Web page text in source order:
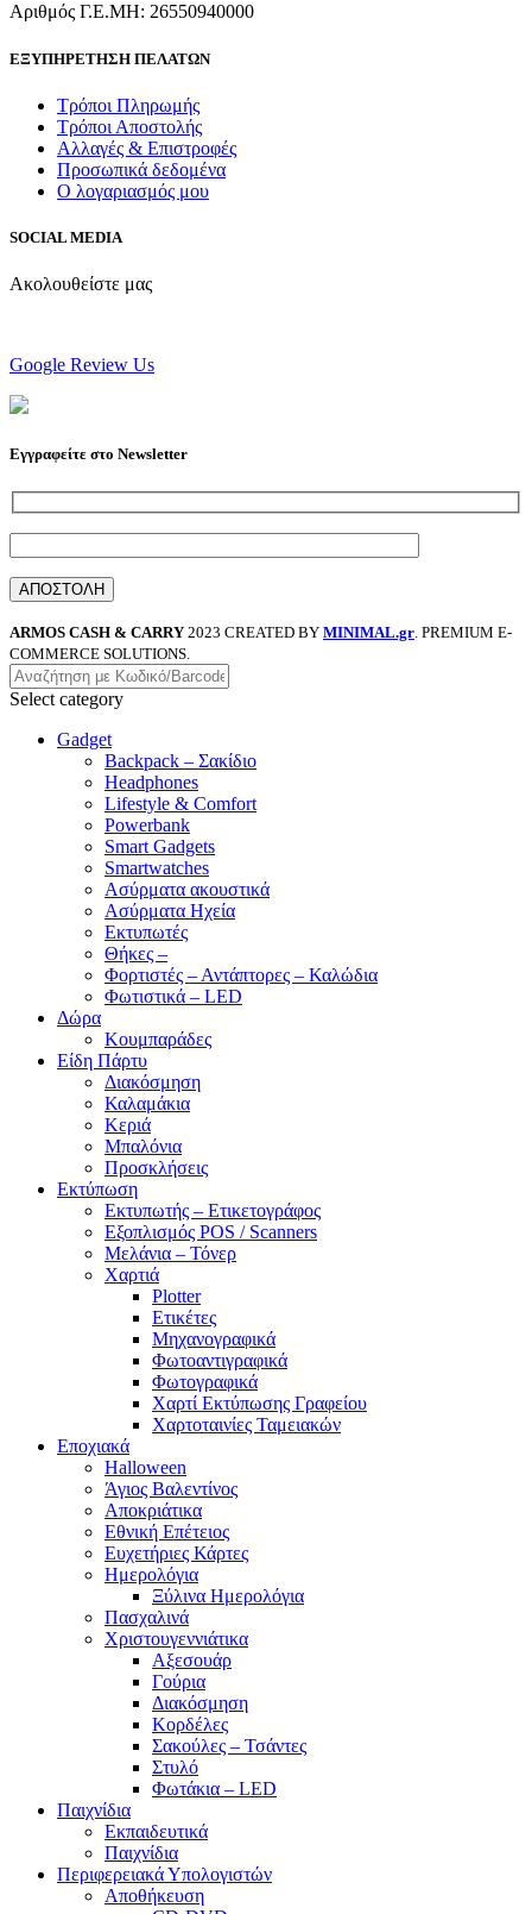
Αριθμός Γ.Ε.ΜΗ: 26550940000
ΕΞΥΠΗΡΕΤΗΣΗ ΠΕΛΑΤΩΝ
Τρόποι Πληρωμής
Τρόποι Αποστολής
Αλλαγές & Επιστροφές
Προσωπικά δεδομένα
Ο λογαριασμός μου
SOCIAL MEDIA
Ακολουθείστε μας
Google Review Us
Εγγραφείτε στο Newsletter
ARMOS CASH & CARRY 2023 CREATED BY MINIMAL.gr. PREMIUM E-
COMMERCE SOLUTIONS.
Select category
Gadget
Backpack – Σακίδιο
Headphones
Lifestyle & Comfort
Powerbank
Smart Gadgets
Smartwatches
Ασύρματα ακουστικά
Ασύρματα Ηχεία
Εκτυπωτές
Θήκες –
Φορτιστές – Αντάπτορες – Καλώδια
Φωτιστικά – LED
Δώρα
Κουμπαράδες
Είδη Πάρτυ
Διακόσμηση
Καλαμάκια
Κεριά
Μπαλόνια
Προσκλήσεις
Εκτύπωση
Εκτυπωτής – Ετικετογράφος
Εξοπλισμός POS / Scanners
Μελάνια – Τόνερ
Χαρτιά
Plotter
Ετικέτες
Μηχανογραφικά
Φωτοαντιγραφικά
Φωτογραφικά
Χαρτί Εκτύπωσης Γραφείου
Χαρτοταινίες Ταμειακών
Εποχιακά
Halloween
Άγιος Βαλεντίνος
Αποκριάτικα
Εθνική Επέτειος
Ευχετήριες Κάρτες
Ημερολόγια
Ξύλινα Ημερολόγια
Πασχαλινά
Χριστουγεννιάτικα
Αξεσουάρ
Γούρια
Διακόσμηση
Κορδέλες
Σακούλες – Τσάντες
Στυλό
Φωτάκια – LED
Παιχνίδια
Εκπαιδευτικά
Παιχνίδια
Περιφερειακά Υπολογιστών
Αποθήκευση